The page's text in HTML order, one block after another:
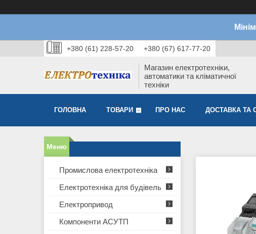
+380 (61) 228-57-20 +380 (67) 617-77-20
Магазин електротехніки,
автоматики та кліматичної
техніки
ГОЛОВНА ТОВАРИ ПРО НАС ДОСТАВКА ТА
Промислова електротехніка
Електротехніка для будівель
Електропривод
Компоненти АСУТП